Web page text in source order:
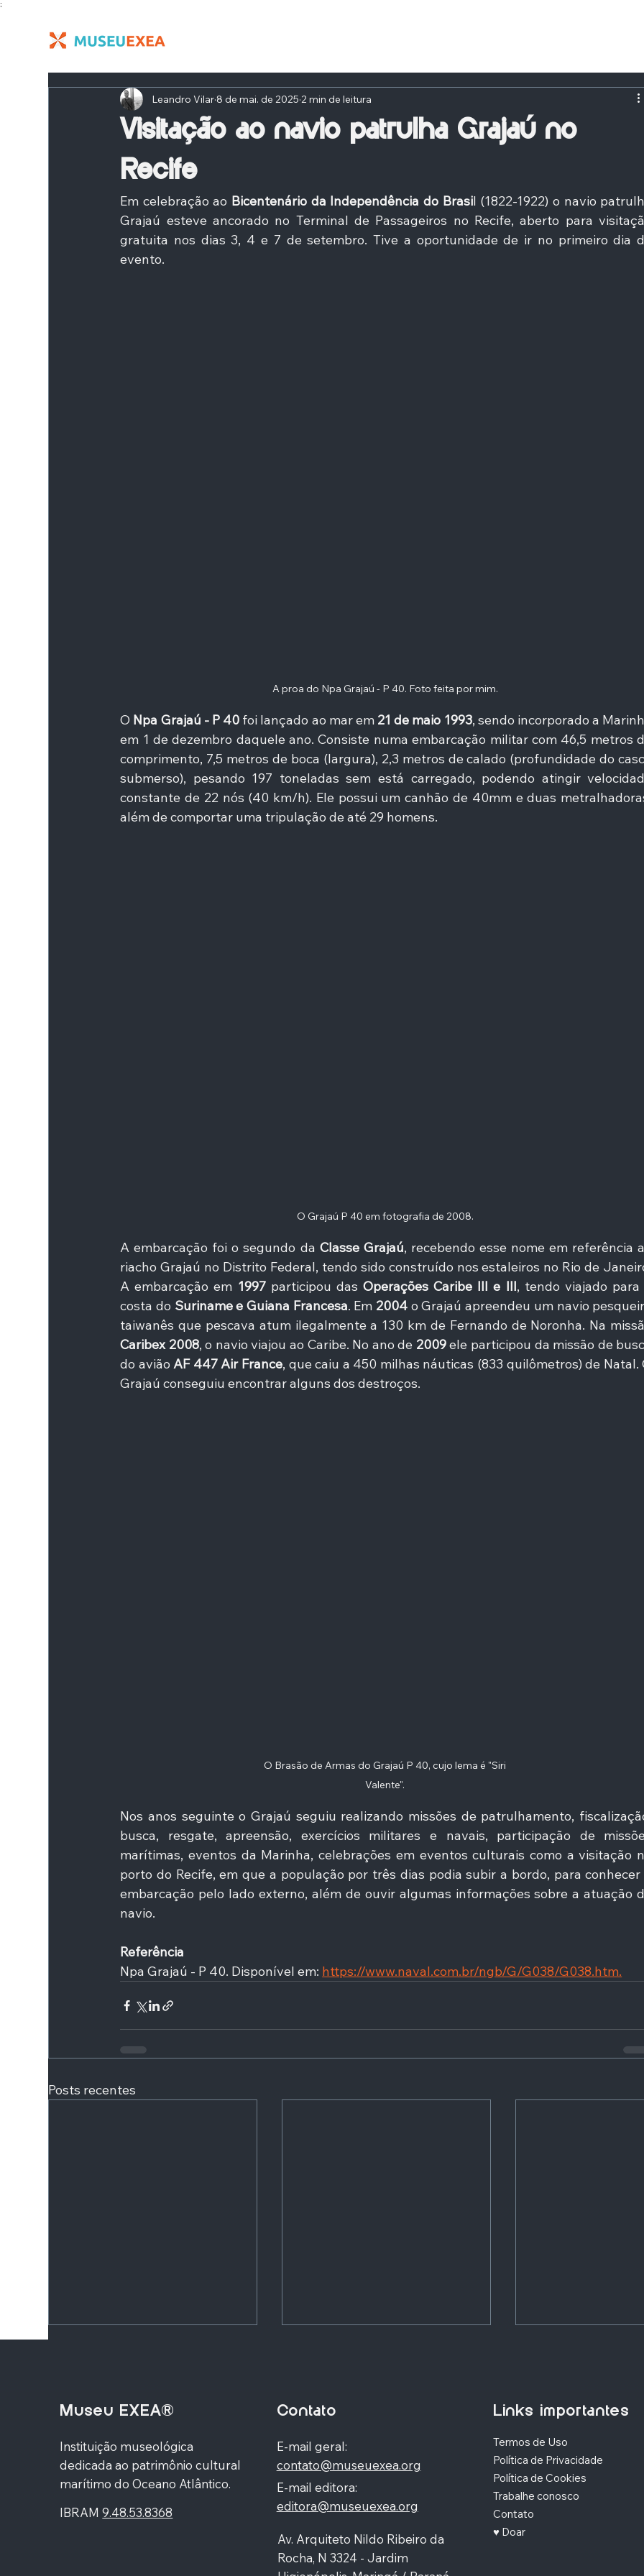
;
Visitação ao navio patrulha Grajaú no
Recife
Leandro Vilar8 de mai. de 2025 2 min de leitura
Em celebração ao Bicentenário da Independência do Brasil (1822-1922) o navio
Grajaú esteve ancorado no Terminal de Passageiros no Recife, aberto para
gratuita nos dias 3, 4 e 7 de setembro. Tive a oportunidade de ir no primeiro dia
evento.
A proa do Npa Grajaú - P 40. Foto feita por mim.
O Npa Grajaú - P 40 foi lançado ao mar em 21 de maio 1993, sendo incorporado a
em 1 de dezembro daquele ano. Consiste numa embarcação militar com 46,5 metros
comprimento, 7,5 metros de boca (largura), 2,3 metros de calado (profundidade do
submerso), pesando 197 toneladas sem está carregado, podendo atingir
constante de 22 nós (40 km/h). Ele possui um canhão de 40mm e duas
além de comportar uma tripulação de até 29 homens.
O Grajaú P 40 em fotografia de 2008.
A embarcação foi o segundo da Classe Grajaú, recebendo esse nome em referência
riacho Grajaú no Distrito Federal, tendo sido construído nos estaleiros no Rio de
A embarcação em 1997 participou das Operações Caribe III e III, tendo viajado para
costa do Suriname e Guiana Francesa. Em 2004 o Grajaú apreendeu um navio
Caribex 2008, o navio viajou ao Caribe. No ano de 2009 ele participou da missão de
do avião AF 447 Air France, que caiu a 450 milhas náuticas (833 quilômetros) de Natal.
Grajaú conseguiu encontrar alguns dos destroços.
O Brasão de Armas do Grajaú P 40, cujo lema é "Siri
Valente".
Nos anos seguinte o Grajaú seguiu realizando missões de patrulhamento,
busca, resgate, apreensão, exercícios militares e navais, participação de
marítimas, eventos da Marinha, celebrações em eventos culturais como a visitação
porto do Recife, em que a população por três dias podia subir a bordo, para conhecer
embarcação pelo lado externo, além de ouvir algumas informações sobre a atuação
navio.
Referência
Npa Grajaú - P 40. Disponível em: https://www.naval.com.br/ngb/G/G038/G038.htm.
Posts recentes
A ilha de Montecristo
Rio de Janeiro: o rio que
Monte Saint-
do mar
Museu EXEA®
Instituição museológica
dedicada ao patrimônio cultural
marítimo do Oceano Atlântico.
IBRAM9.48.53.8368
Contato
E-mail geral:
contato@museuexea.org
E-mail editora:
editora@museuexea.org
Av. Arquiteto Nildo Ribeiro da
Rocha, N 3324 - Jardim
Links importantes
Termos de Uso
Política de Privacidade
Política de Cookies
Trabalhe conosco
Contato
♥ Doar